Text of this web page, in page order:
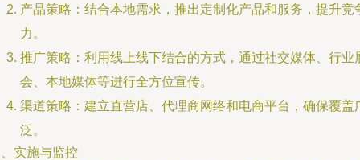
产品策略：结合本地需求，推出定制化产品和服务，提升竞
力。
推广策略：利用线上线下结合的方式，通过社交媒体、行业
会、本地媒体等进行全方位宣传。
渠道策略：建立直营店、代理商网络和电商平台，确保覆盖
泛。
实施与监控